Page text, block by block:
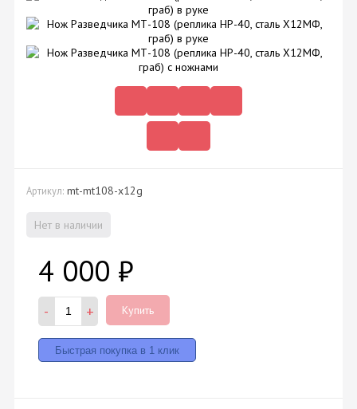
Артикул: mt-mt108-x12g
Нет в наличии
4 000 ₽
- + Купить